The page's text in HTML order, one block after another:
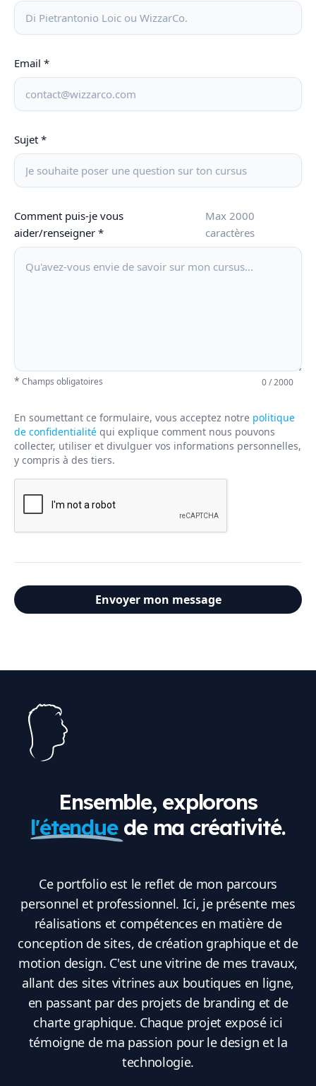
Email *
Sujet *
Comment puis-je vous
aider/renseigner *
Max 2000
caractères
* Champs obligatoires 0/ 2000
En soumettant ce formulaire, vous acceptez notre politique
de confidentialité qui explique comment nous pouvons
collecter, utiliser et divulguer vos informations personnelles,
y compris à des tiers.
Envoyer mon message
Ensemble, explorons
l'étendue de ma créativité.
Ce portfolio est le reflet de mon parcours
personnel et professionnel. Ici, je présente mes
réalisations et compétences en matière de
conception de sites, de création graphique et de
motion design. C'est une vitrine de mes travaux,
allant des sites vitrines aux boutiques en ligne,
en passant par des projets de branding et de
charte graphique. Chaque projet exposé ici
témoigne de ma passion pour le design et la
technologie.